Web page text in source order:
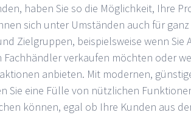
haben Sie so die Möglichkeit, Ihre
sich unter Umständen auch für
Zielgruppen, beispielsweise wenn Sie
verkaufen möchten oder
anbieten. Mit modernen,
Sie eine Fülle von nützlichen
können, egal ob Ihre Kunden aus